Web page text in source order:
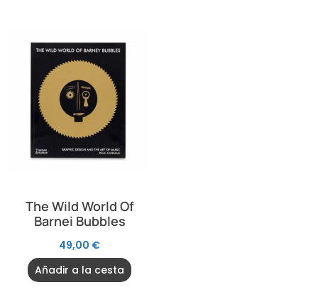
The Wild World Of
Barnei Bubbles
49,00 €
Añadir a la cesta